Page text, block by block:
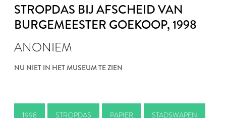
STROPDAS BIJ AFSCHEID VAN
BURGEMEESTER GOEKOOP, 1998
ANONIEM
NU NIET IN HET MUSEUM TE ZIEN
1998 STROPDAS PAPIER STADSWAPEN